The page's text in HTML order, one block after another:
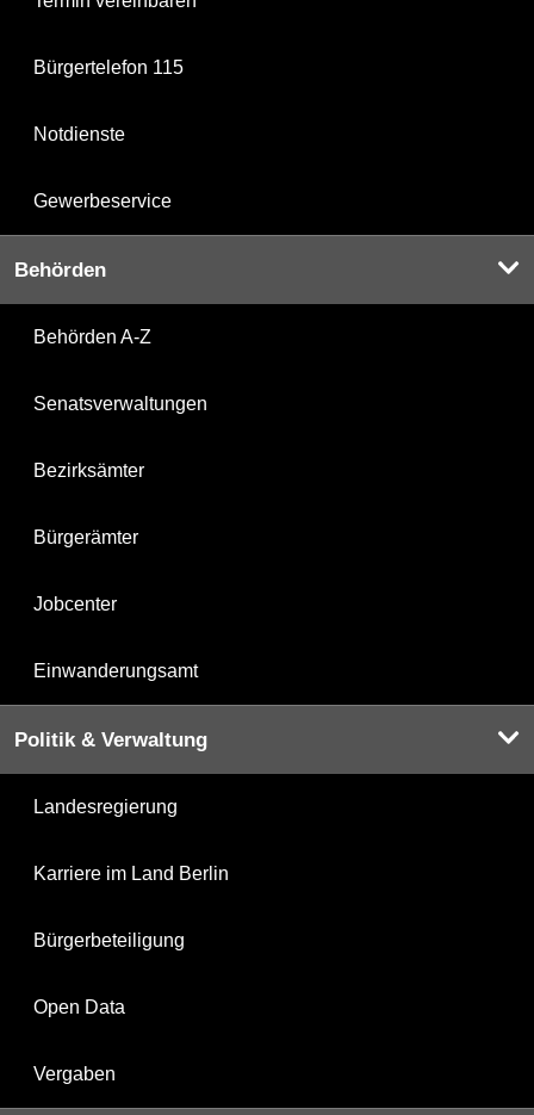
Bürgertelefon 115
Notdienste
Gewerbeservice
Behörden
Behörden A-Z
Senatsverwaltungen
Bezirksämter
Bürgerämter
Jobcenter
Einwanderungsamt
Politik & Verwaltung
Landesregierung
Karriere im Land Berlin
Bürgerbeteiligung
Open Data
Vergaben